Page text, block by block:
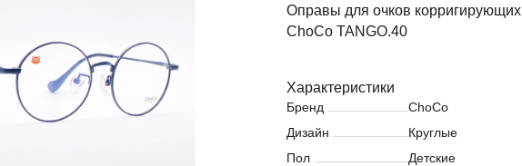
Оправы для очков корригирующих
ChoCo TANGO.40
Характеристики
Бренд
ChoCo
Дизайн
Круглые
Пол
Детские